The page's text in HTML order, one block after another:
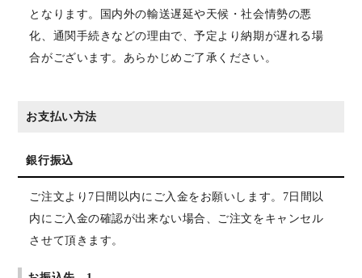
となります。国内外の輸送遅延や天候・社会情勢の悪
化、通関手続きなどの理由で、予定より納期が遅れる場
合がございます。あらかじめご了承ください。
お支払い方法
銀行振込
ご注文より7日間以内にご入金をお願いします。7日間以
内にご入金の確認が出来ない場合、ご注文をキャンセル
させて頂きます。